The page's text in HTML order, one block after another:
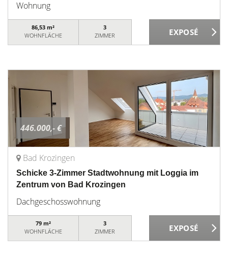
Wohnung
86,53 m²
WOHNFLÄCHE
3
ZIMMER
446.000,- €
Bad Krozingen
Schicke 3-Zimmer Stadtwohnung mit Loggia im
Zentrum von Bad Krozingen
Dachgeschosswohnung
79 m²
WOHNFLÄCHE
3
ZIMMER